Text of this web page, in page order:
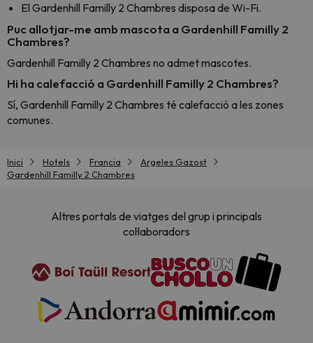
El Gardenhill Familly 2 Chambres disposa de Wi-Fi.
Puc allotjar-me amb mascota a Gardenhill Familly 2
Chambres?
Gardenhill Familly 2 Chambres no admet mascotes.
Hi ha calefacció a Gardenhill Familly 2 Chambres?
Sí, Gardenhill Familly 2 Chambres té calefacció a les zones
comunes.
Inici Hotels Francia
Argeles Gazost
Gardenhill Familly 2 Chambres
Altres portals de viatges del grup i principals
col·laboradors